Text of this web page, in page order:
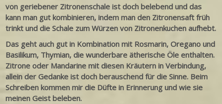
von geriebener Zitronenschale ist doch belebend und das
kann man gut kombinieren, indem man den Zitronensaft früh
trinkt und die Schale zum Würzen von Zitronenkuchen aufhebt.
Das geht auch gut in Kombination mit Rosmarin, Oregano und
Basilikum, Thymian, die wunderbare ätherische Öle enthalten.
Zitrone oder Mandarine mit diesen Kräutern in Verbindung,
allein der Gedanke ist doch berauschend für die Sinne. Beim
Schreiben kommen mir die Düfte in Erinnerung und wie sie
meinen Geist beleben.